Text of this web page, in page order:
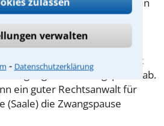
verwalten
⁃ Datenschutzerklärung
in gewissem Rahmen
Kraftfahrzeuge fahren darf,
mit Mofas, E-Bikes und E-
Härtefällen sieht das Gericht
einer Zwangspause ab.
ein guter Rechtsanwalt für
die Zwangspause